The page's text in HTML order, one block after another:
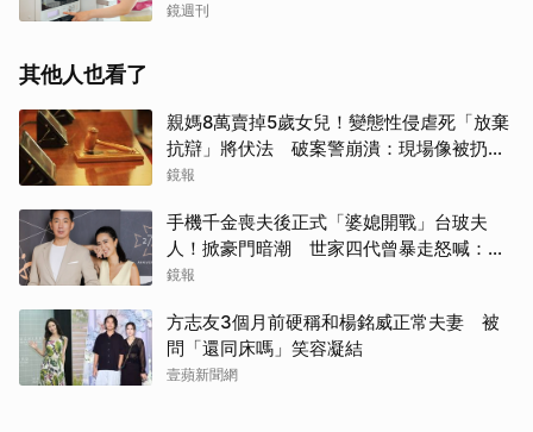
鏡週刊
其他人也看了
親媽8萬賣掉5歲女兒！變態性侵虐死「放棄
抗辯」將伏法 破案警崩潰：現場像被扔掉
的洋娃娃
鏡報
手機千金喪夫後正式「婆媳開戰」台玻夫
人！掀豪門暗潮 世家四代曾暴走怒喊：我
只是一個年輕人
鏡報
方志友3個月前硬稱和楊銘威正常夫妻 被
問「還同床嗎」笑容凝結
壹蘋新聞網